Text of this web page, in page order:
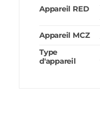
Appareil RED
Appareil MCZ
Type
d'appareil